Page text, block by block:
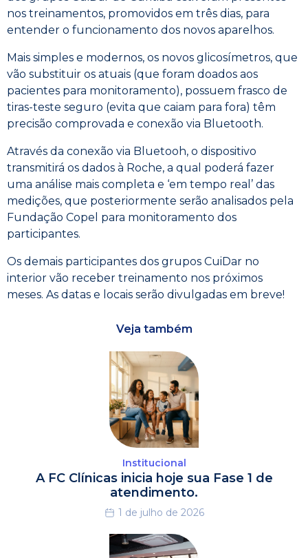
nos treinamentos, promovidos em três dias, para
entender o funcionamento dos novos aparelhos.
Mais simples e modernos, os novos glicosímetros, que
vão substituir os atuais (que foram doados aos
pacientes para monitoramento), possuem frasco de
tiras-teste seguro (evita que caiam para fora) têm
precisão comprovada e conexão via Bluetooth.
Através da conexão via Bluetooh, o dispositivo
transmitirá os dados à Roche, a qual poderá fazer
uma análise mais completa e ‘em tempo real’ das
medições, que posteriormente serão analisados pela
Fundação Copel para monitoramento dos
participantes.
Os demais participantes dos grupos CuiDar no
interior vão receber treinamento nos próximos
meses. As datas e locais serão divulgadas em breve!
Veja também
Institucional
A FC Clínicas inicia hoje sua Fase 1 de
atendimento.
1 de julho de 2026